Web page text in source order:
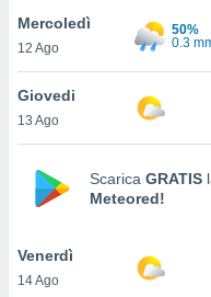
il
un
la
nella
Mercoledì
12 Ago
50%
0.3
Giovedi
13 Ago
Scarica GRATIS
Meteored!
Venerdì
14 Ago